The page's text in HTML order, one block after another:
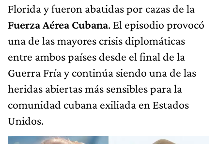
Florida y fueron abatidas por cazas de la
Fuerza Aérea Cubana. El episodio provocó
una de las mayores crisis diplomáticas
entre ambos países desde el final de la
Guerra Fría y continúa siendo una de las
heridas abiertas más sensibles para la
comunidad cubana exiliada en Estados
Unidos.